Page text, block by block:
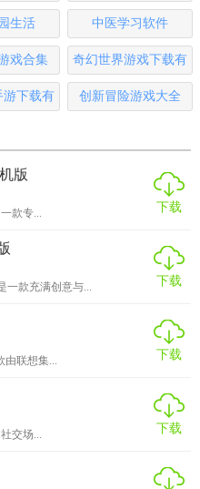
生活 中医学习软件
戏合集
奇幻世界游戏下载有
哪些
游下载有
创新冒险游戏大全
版
款专...
下载
一款充满创意与...
下载
联想集...
下载
交场...
下载